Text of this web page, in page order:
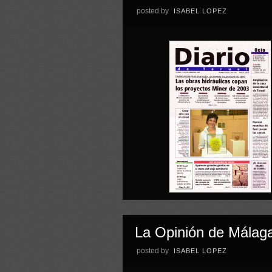
posted by ISABEL LOPEZ
La Opinión de
posted by ISABEL LOPEZ